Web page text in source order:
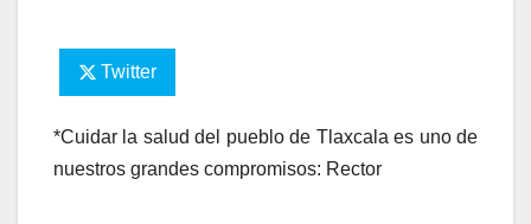
Twitter
*Cuidar la salud del pueblo de Tlaxcala es uno de
nuestros grandes compromisos: Rector